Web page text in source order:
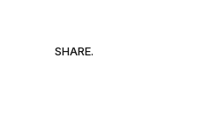
SHARE.